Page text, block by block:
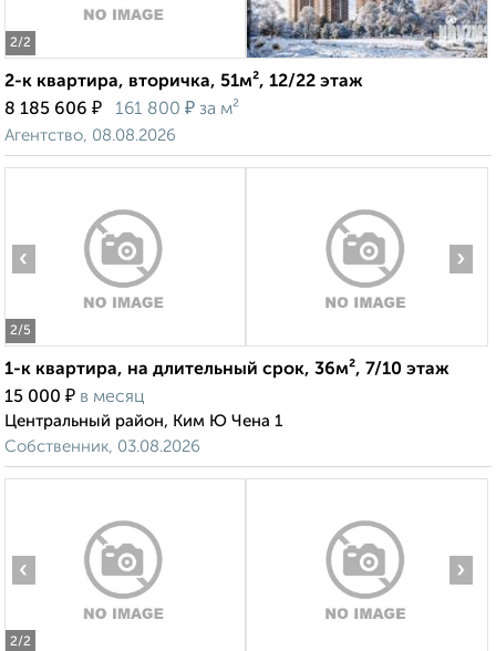
2/2
2-к квартира, вторичка, 51м², 12/22 этаж
8 185 606 ₽ 161 800 ₽ за м²
Агентство, 08.08.2026
2/5
‹ ›
1-к квартира, на длительный срок, 36м², 7/10 этаж
15 000 ₽ в месяц
Центральный район, Ким Ю Чена 1
Собственник, 03.08.2026
2/2
‹ ›